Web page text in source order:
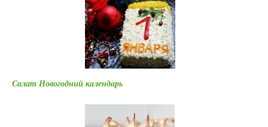
Салат Новогодний календарь